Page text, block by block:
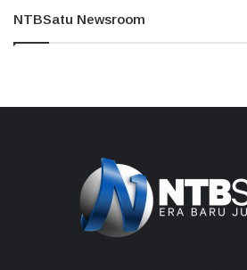
NTBSatu Newsroom